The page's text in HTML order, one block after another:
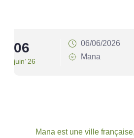
06
juin’ 26
06/06/2026
Mana
Mana est une ville